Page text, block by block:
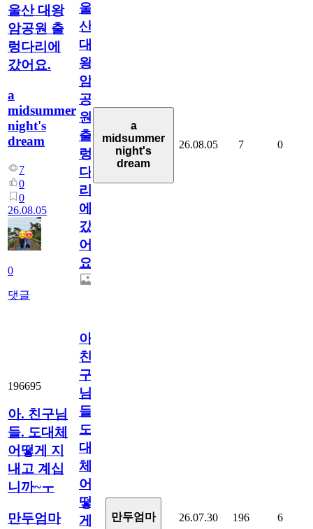
울산 대왕
암공원 출
렁다리에
갔어요.
a
midsummer
night's
dream
7
0
0
26.08.05
0
댓글
울
산
대
왕
암
공
원
출
렁
다
리
에
갔
어
요.
a
midsummer
night's
dream
26.08.05 7 0
196695
아. 친구님
들. 도대체
어떻게 지
내고 계십
니까~ㅜ
만두엄마
아.
친
구
님
들.
도
대
체
어
떻
게
만두엄마 26.07.30 196 6